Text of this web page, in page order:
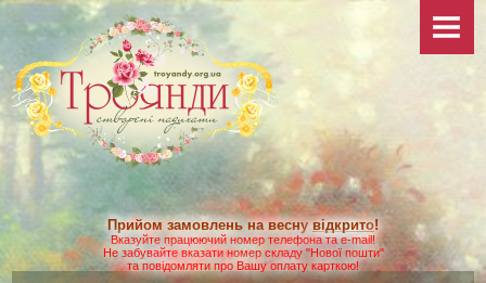
НОВИНИ
ПРО САЙТ
КОЛЕКЦІЯ
ФОТО
Ваші фото
Додаткові фото
КАТАЛОГ
Умови виконання замовлення
Прийом замовлень на веснувідкрито!
Вказуйте працюючий номер телефона та e-mail!
Не забувайте вказати номер складу "Нової пошти"
та повідомляти про Вашу оплату карткою!